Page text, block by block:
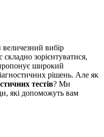
величезний вибір
складно зорієнтуватися,
широкий
рішень. Але як
тестів? Ми
які допоможуть вам